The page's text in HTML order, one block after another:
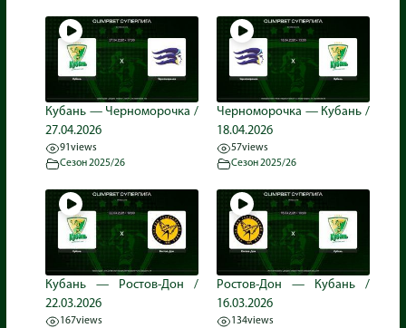
Кубань — Черноморочка /
27.04.2026
91views
Сезон 2025/26
Черноморочка — Кубань /
18.04.2026
57views
Сезон 2025/26
Кубань — Ростов-Дон /
22.03.2026
167views
Ростов-Дон — Кубань /
16.03.2026
134views